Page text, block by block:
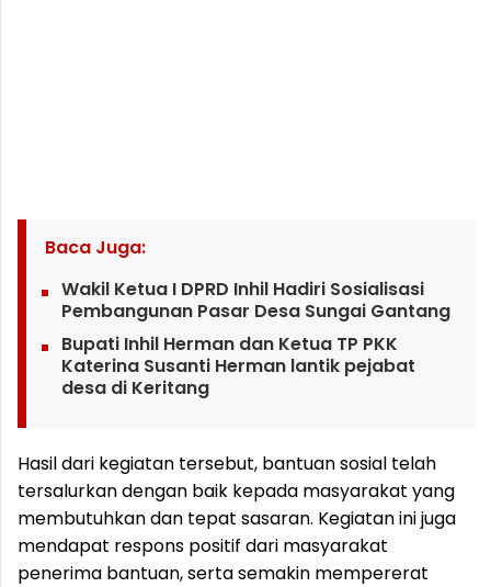
Baca Juga:
Wakil Ketua I DPRD Inhil Hadiri Sosialisasi
Pembangunan Pasar Desa Sungai Gantang
Bupati Inhil Herman dan Ketua TP PKK
Katerina Susanti Herman lantik pejabat
desa di Keritang
Hasil dari kegiatan tersebut, bantuan sosial telah
tersalurkan dengan baik kepada masyarakat yang
membutuhkan dan tepat sasaran. Kegiatan ini juga
mendapat respons positif dari masyarakat
penerima bantuan, serta semakin mempererat